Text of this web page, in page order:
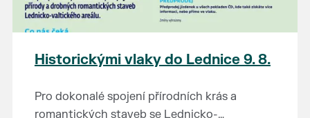
Historickými vlaky do Lednice 9. 8.
Pro dokonalé spojení přírodních krás a
romantických staveb se Lednicko-